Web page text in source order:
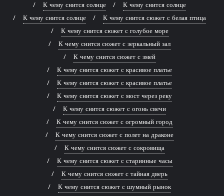
К чему снится солнце
К чему снится солнце
К чему снится солнце
К чему снится сюжет с белая птица
К чему снится сюжет с голубое море
К чему снится сюжет с зеркальный зал
К чему снится сюжет с змей
К чему снится сюжет с красивое платье
К чему снится сюжет с красивое платье
К чему снится сюжет с мост через реку
К чему снится сюжет с огонь свечи
К чему снится сюжет с огромный город
К чему снится сюжет с полет на драконе
К чему снится сюжет с сокровища
К чему снится сюжет с старинные часы
К чему снится сюжет с тайная дверь
К чему снится сюжет с шумный рынок